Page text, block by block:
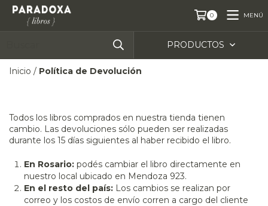
0 MENÚ
PRODUCTOS
Inicio / Política de Devolución
Todos los libros comprados en nuestra tienda tienen
cambio. Las devoluciones sólo pueden ser realizadas
durante los 15 días siguientes al haber recibido el libro.
En Rosario: podés cambiar el libro directamente en
nuestro local ubicado en Mendoza 923.
En el resto del país: Los cambios se realizan por
correo y los costos de envío corren a cargo del cliente